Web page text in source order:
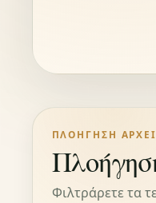
ΠΛΟΉΓΗΣΗ
Φιλτράρετε τα